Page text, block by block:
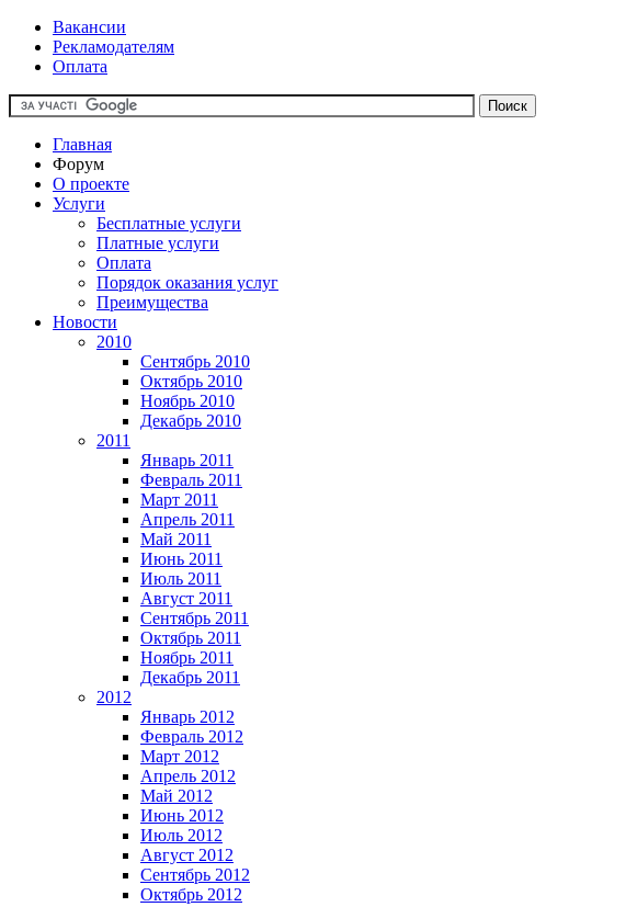
Вакансии
Рекламодателям
Оплата
Главная
Форум
О проекте
Услуги
Бесплатные услуги
Платные услуги
Оплата
Порядок оказания услуг
Преимущества
Новости
2010
Сентябрь 2010
Октябрь 2010
Ноябрь 2010
Декабрь 2010
2011
Январь 2011
Февраль 2011
Март 2011
Апрель 2011
Май 2011
Июнь 2011
Июль 2011
Август 2011
Сентябрь 2011
Октябрь 2011
Ноябрь 2011
Декабрь 2011
2012
Январь 2012
Февраль 2012
Март 2012
Апрель 2012
Май 2012
Июнь 2012
Июль 2012
Август 2012
Сентябрь 2012
Октябрь 2012